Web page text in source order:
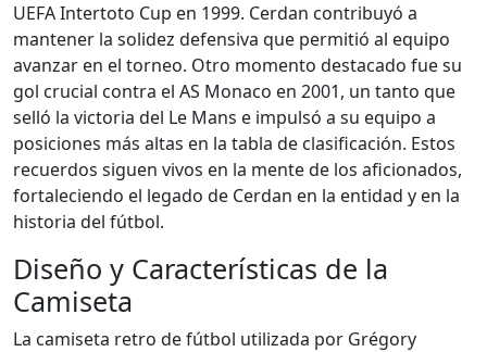
UEFA Intertoto Cup en 1999. Cerdan contribuyó a
mantener la solidez defensiva que permitió al equipo
avanzar en el torneo. Otro momento destacado fue su
gol crucial contra el AS Monaco en 2001, un tanto que
selló la victoria del Le Mans e impulsó a su equipo a
posiciones más altas en la tabla de clasificación. Estos
recuerdos siguen vivos en la mente de los aficionados,
fortaleciendo el legado de Cerdan en la entidad y en la
historia del fútbol.
Diseño y Características de la
Camiseta
La camiseta retro de fútbol utilizada por Grégory